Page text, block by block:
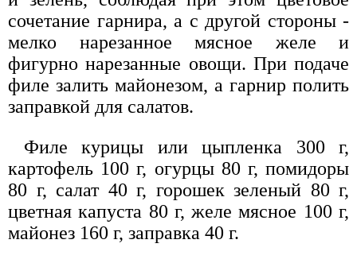
сочетание гарнира, а с другой стороны -
мелко нарезанное мясное желе и
фигурно нарезанные овощи. При подаче
филе залить майонезом, а гарнир полить
заправкой для салатов.
Филе курицы или цыпленка 300 г,
картофель 100 г, огурцы 80 г, помидоры
80 г, салат 40 г, горошек зеленый 80 г,
цветная капуста 80 г, желе мясное 100 г,
майонез 160 г, заправка 40 г.